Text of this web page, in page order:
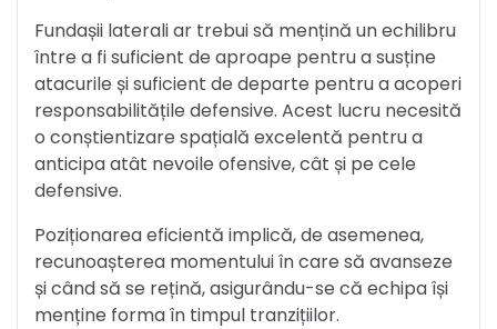
Fundașii laterali ar trebui să mențină un echilibru
între a fi suficient de aproape pentru a susține
atacurile și suficient de departe pentru a acoperi
responsabilitățile defensive. Acest lucru necesită
o conștientizare spațială excelentă pentru a
anticipa atât nevoile ofensive, cât și pe cele
defensive.
Poziționarea eficientă implică, de asemenea,
recunoașterea momentului în care să avanseze
și când să se rețină, asigurându-se că echipa își
menține forma în timpul tranzițiilor.